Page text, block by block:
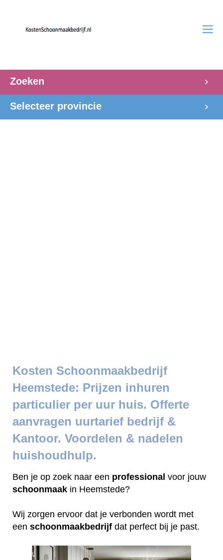
Zoeken
Selecteer provincie
Kosten Schoonmaakbedrijf
Heemstede: Prijzen inhuren
particulier per uur huis. Offerte
aanvragen uurtarief bedrijf &
Kantoor. Voordelen & nadelen
huishoudhulp.
Ben je op zoek naar een professional voor jouw
schoonmaak in Heemstede?
Wij zorgen ervoor dat je verbonden wordt met
een schoonmaakbedrijf dat perfect bij je past.